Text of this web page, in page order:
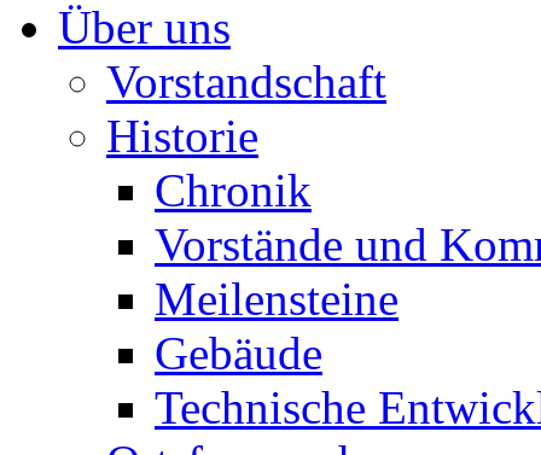
Über uns
Vorstandschaft
Historie
Chronik
Vorstände und
Meilensteine
Gebäude
Technische